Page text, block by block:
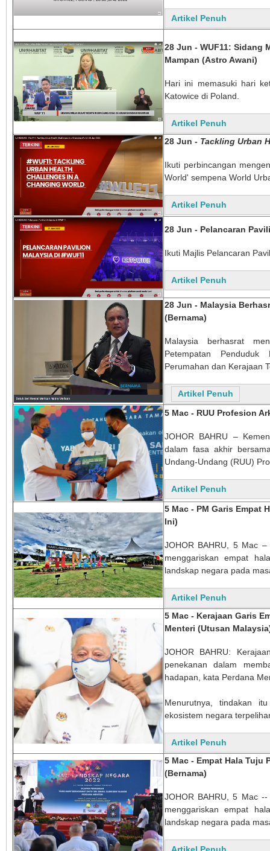
Artikel Penuh
28 Jun - WUF11: Sidang
Mampan (Astro Awani)
Hari ini memasuki hari
Katowice di Poland.
Artikel Penuh
28 Jun - Tackling Urban
Ikuti perbincangan
World' sempena World
Artikel Penuh
28 Jun - Pelancaran
Ikuti Majlis Pelancaran
Artikel Penuh
28 Jun - Malaysia
(Bernama)
Malaysia berhasrat
Petempatan Penduduk
Perumahan dan Kerajaan
Artikel Penuh
5 Mac - RUU Profesion
JOHOR BAHRU –
dalam fasa akhir
Undang-Undang (RUU)
Artikel Penuh
5 Mac - PM Garis Empat
Ini)
JOHOR BAHRU, 5 Mac
menggariskan empat
landskap negara pada
Artikel Penuh
5 Mac - Kerajaan Garis
Menteri (Utusan
JOHOR BAHRU:
penekanan dalam
hadapan, kata Perdana
Menurutnya, tindakan
ekosistem negara
Artikel Penuh
5 Mac - Empat Hala Tuju
(Bernama)
JOHOR BAHRU, 5 Mac
menggariskan empat
landskap negara pada